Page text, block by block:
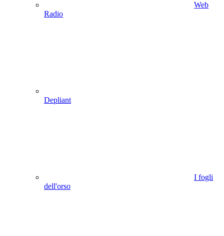
Web
Radio
Depliant
I fogli
dell'orso